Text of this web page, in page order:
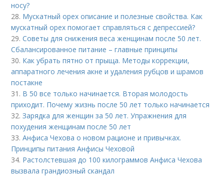
носу?
28. Мускатный орех описание и полезные свойства. Как
мускатный орех помогает справляться с депрессией?
29.Советы для снижения веса женщинам после 50 лет.
Сбалансированное питание – главные принципы
30. Как убрать пятно от прыща. Методы коррекции,
аппаратного лечения акне и удаления рубцов и шрамов
постакне
31. В 50 все только начинается. Вторая молодость
приходит. Почему жизнь после 50 лет только начинается
32.Зарядка для женщин за 50 лет. Упражнения для
похудения женщинам после 50 лет
33.Анфиса Чехова о новом рационе и привычках.
Принципы питания Анфисы Чеховой
34. Растолстевшая до 100 килограммов Анфиса Чехова
вызвала грандиозный скандал